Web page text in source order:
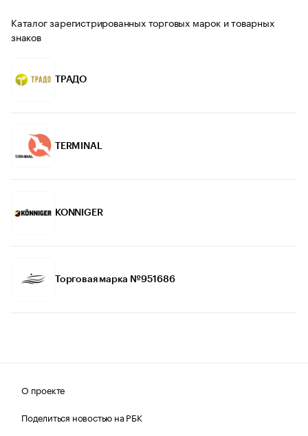
Каталог зарегистрированных торговых марок и товарных
знаков
ТРАДО
TERMINAL
KONNIGER
Торговая марка №951686
О проекте
Поделиться новостью на РБК